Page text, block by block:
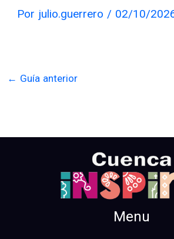
Por julio.guerrero / 02/10/
← Guía anterior
Menu